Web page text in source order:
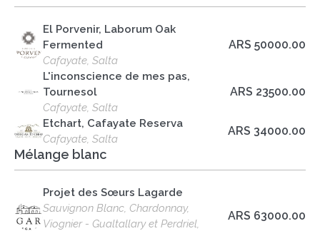
El Porvenir, Laborum Oak
Fermented
Cafayate, Salta
ARS 50000.00
L'inconscience de mes pas,
Tournesol
Cafayate, Salta
ARS 23500.00
Etchart, Cafayate Reserva
Cafayate, Salta
ARS 34000.00
Mélange blanc
Projet des Sœurs Lagarde
Sauvignon Blanc, Chardonnay,
Viognier - Gualtallary et Perdriel,
ARS 63000.00